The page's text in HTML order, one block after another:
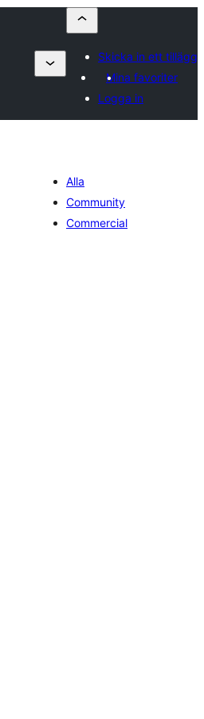
Skicka in ett tillägg
Mina favoriter
Logga in
Alla
Community
Commercial